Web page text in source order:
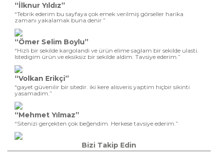
“İlknur Yıldız”
“Tebrik ederim bu sayfaya çok emek verilmiş görseller harika
zamanı yakalamak buna denir ”
“Ömer Selim Boylu”
“Hizli bir sekilde kargolandi ve ürün elime saglam bir sekilde ulasti.
Istedigim ürün ve eksiksiz bir sekilde aldim. Tavsiye ederim.”
“Volkan Erikçi”
“gayet güvenilir bir sitedir. iki kere alisveris yaptim hiçbir sikinti
yasamadim.”
“Mehmet Yılmaz”
“Sitenizi gerçekten çok beğendim. Herkese tavsiye ederim.”
Bizi Takip Edin